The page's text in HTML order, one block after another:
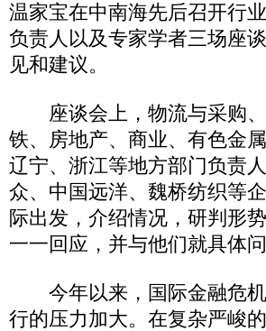
温家宝在中南海先后召开行
负责人以及专家学者三场座
见和建议。
座谈会上，物流与采购、
铁、房地产、商业、有色金
辽宁、浙江等地方部门负责
众、中国远洋、魏桥纺织等
际出发，介绍情况，研判形
一一回应，并与他们就具体问
今年以来，国际金融危机
行的压力加大。在复杂严峻